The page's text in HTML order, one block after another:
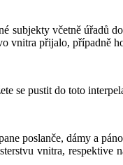
subjekty včetně úřadů
vnitra přijalo, případně
se pustit do toto
poslanče, dámy a
vnitra,